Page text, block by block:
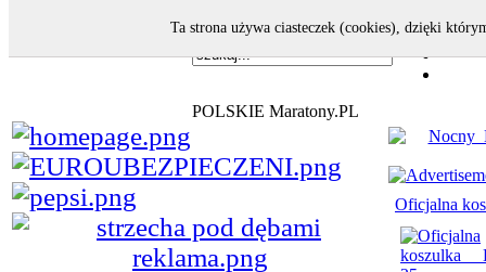
POLSKIE Maratony.PL
Oficjalna
Ta strona używa ciasteczek (cookies), dzięki